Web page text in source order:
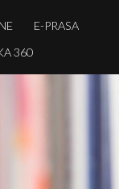
E-PRASA
360